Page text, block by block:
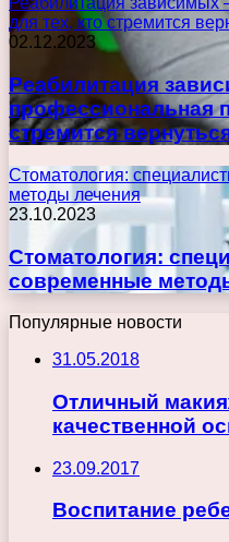
для тех, кто стремится
02.12.2023
Реабилитация
профессиональная
стремится
Стоматология:
методы лечения
23.10.2023
Стоматология:
современные
Популярные новости
31.05.2018
Отличный
качественной
23.09.2017
Воспитание